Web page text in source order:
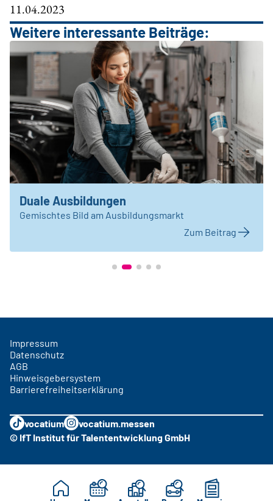
11.04.2023
Weitere interessante Beiträge:
Duale Ausbildungen
Gemischtes Bild am Ausbildungsmarkt
Zum Beitrag
Impressum
Datenschutz
AGB
Hinweisgebersystem
Barrierefreiheitserklärung
vocatium
vocatium.messen
© IfT Institut für Talententwicklung GmbH